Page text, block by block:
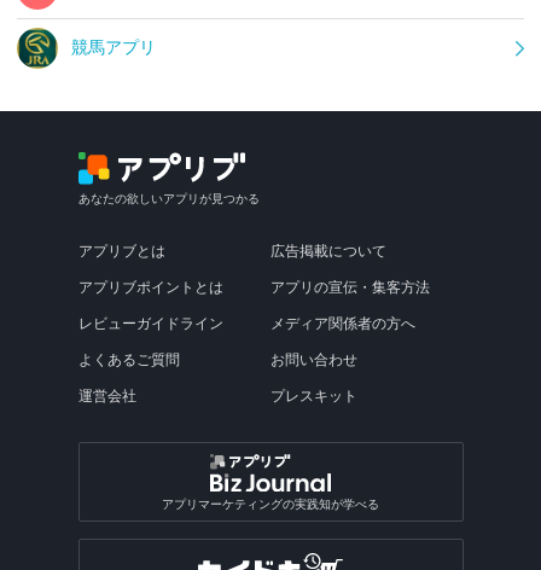
競馬アプリ
あなたの欲しいアプリが見つかる
アプリブとは
アプリブポイントとは
レビューガイドライン
よくあるご質問
運営会社
広告掲載について
アプリの宣伝・集客方法
メディア関係者の方へ
お問い合わせ
プレスキット
アプリマーケティングの実践知が学べる